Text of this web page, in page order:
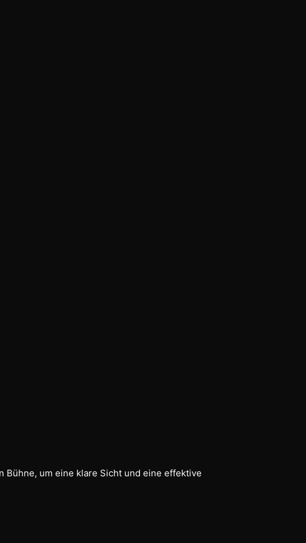
um eine klare Sicht und eine effektive